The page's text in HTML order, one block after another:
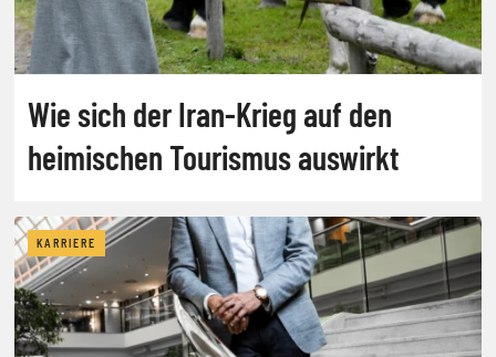
Wie sich der Iran-Krieg auf den
heimischen Tourismus auswirkt
KARRIERE